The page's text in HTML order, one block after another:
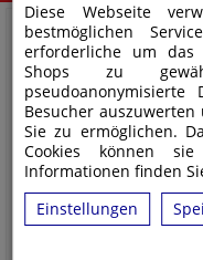
Diese Webseite
bestmöglichen
erforderliche um das
Shops zu
Besucher
Sie zu ermöglichen.
Cookies können
Informationen finden
Einstellungen